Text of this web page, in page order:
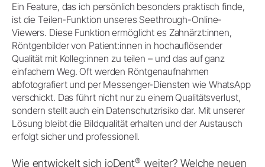
Ein Feature, das ich persönlich besonders praktisch finde,
ist die Teilen-Funktion unseres Seethrough-Online-
Viewers. Diese Funktion ermöglicht es Zahnärzt:innen,
Röntgenbilder von Patient:innen in hochauflösender
Qualität mit Kolleg:innen zu teilen – und das auf ganz
einfachem Weg. Oft werden Röntgenaufnahmen
abfotografiert und per Messenger-Diensten wie WhatsApp
verschickt. Das führt nicht nur zu einem Qualitätsverlust,
sondern stellt auch ein Datenschutzrisiko dar. Mit unserer
Lösung bleibt die Bildqualität erhalten und der Austausch
erfolgt sicher und professionell.
Wie entwickelt sich ioDent®weiter? Welche neuen